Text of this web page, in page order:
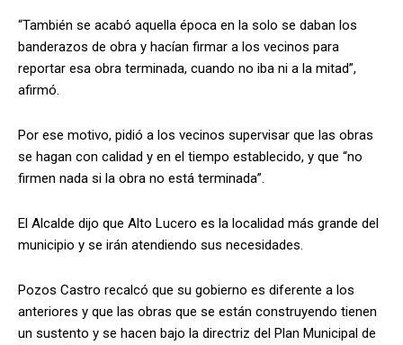
“También se acabó aquella época en la solo se daban los
banderazos de obra y hacían firmar a los vecinos para
reportar esa obra terminada, cuando no iba ni a la mitad”,
afirmó.
Por ese motivo, pidió a los vecinos supervisar que las obras
se hagan con calidad y en el tiempo establecido, y que “no
firmen nada si la obra no está terminada”.
El Alcalde dijo que Alto Lucero es la localidad más grande del
municipio y se irán atendiendo sus necesidades.
Pozos Castro recalcó que su gobierno es diferente a los
anteriores y que las obras que se están construyendo tienen
un sustento y se hacen bajo la directriz del Plan Municipal de